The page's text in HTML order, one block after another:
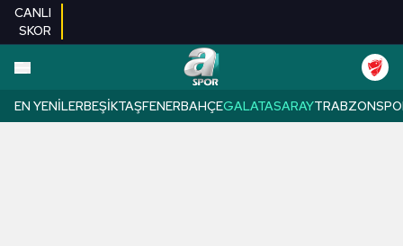
CANLI
SKOR
EN YENILERBEŞIKTAŞFENERBAHÇEGALATASARAY